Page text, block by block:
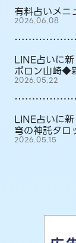
有料占いメニ
2026.06.08
LINE占いに
ポロン山崎◆
2026.05.22
LINE占いに
穹の神託タロ
2026.05.15